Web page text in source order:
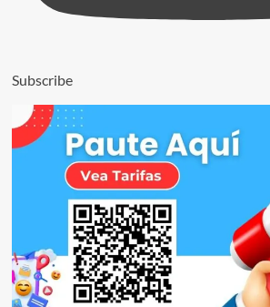
Subscribe